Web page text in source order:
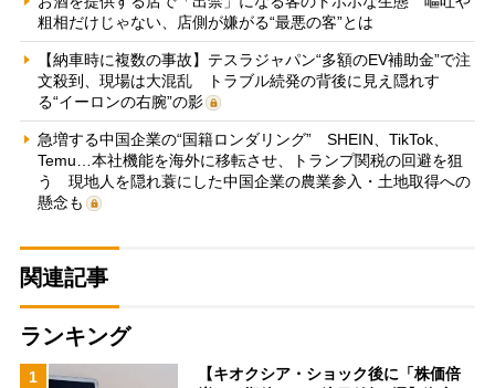
粗相だけじゃない、店側が嫌がる“最悪の客”とは
【納車時に複数の事故】テスラジャパン“多額のEV補助金”で注
文殺到、現場は大混乱 トラブル続発の背後に見え隠れす
る“イーロンの右腕”の影
急増する中国企業の“国籍ロンダリング” SHEIN、TikTok、
Temu…本社機能を海外に移転させ、トランプ関税の回避を狙
う 現地人を隠れ蓑にした中国企業の農業参入・土地取得への
懸念も
関連記事
ランキング
1
【キオクシア・ショック後に「株価倍